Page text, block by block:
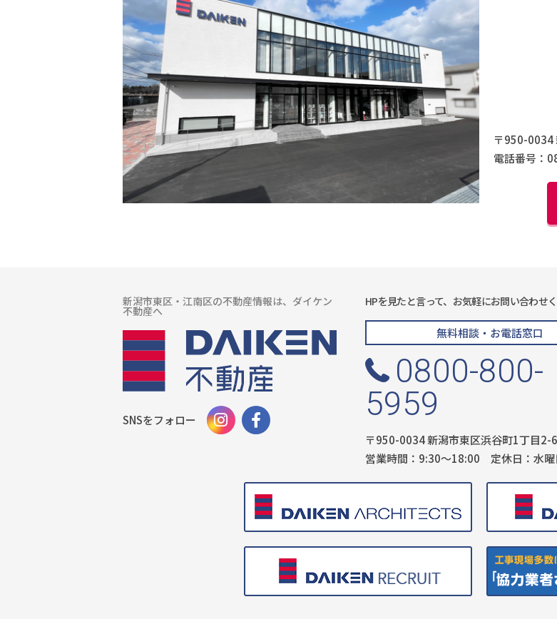
〒950-0034
電話番号：
新潟市東区・江南区の不動産情報は、ダイケン
不動産へ
SNSをフォロー
HPを見たと言って、お気軽にお問い合わせ
無料相談・お電話窓口
0800-800-
5959
〒950-0034 新潟市東区浜谷町1丁目2-6
営業時間：9:30〜18:00 定休日：水曜